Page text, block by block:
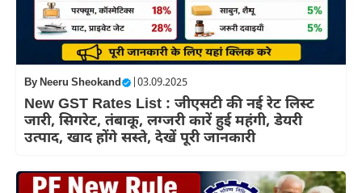
ByNeeru Sheokand 03.09.2025
New GST Rates List : जीएसटी की नई रेट लिस्ट
जारी, सिगरेट, तंबाकू, लग्जरी कारें हुई महंगी, डेयरी
उत्पाद, खाद होंगे सस्ते, देखें पूरी जानकारी